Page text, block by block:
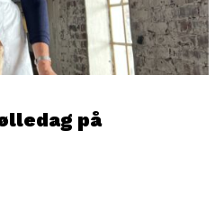
på